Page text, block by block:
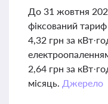
До 31 жовтня
фіксований тариф
4,32 грн за
2,64 грн за
місяць. Джерело